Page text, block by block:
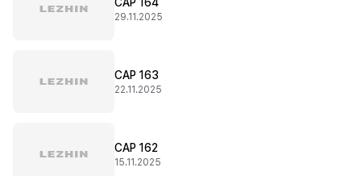
29.11.2025
CAP 163
22.11.2025
CAP 162
15.11.2025